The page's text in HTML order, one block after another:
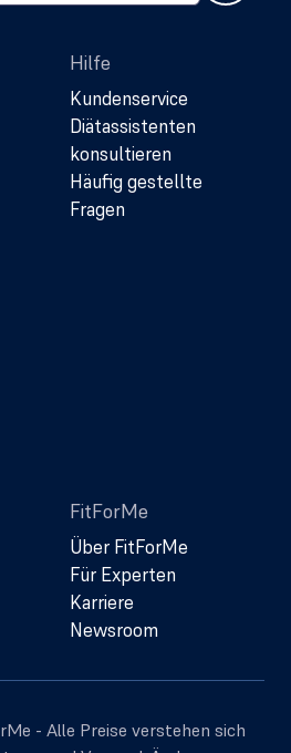
Hilfe
Kundenservice
Diätassistenten
konsultieren
Häufig gestellte
Fragen
FitForMe
Über FitForMe
Für Experten
Karriere
Newsroom
- Alle Preise verstehen sich